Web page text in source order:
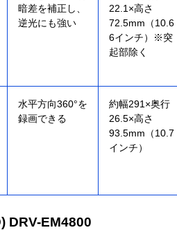
暗差を補正し、
逆光にも強い
22.1×高さ
72.5mm（10.6
6インチ）※突
起部除く
水平方向360°を
録画できる
約幅291×奥行
26.5×高さ
93.5mm（10.7
インチ）
DRV-EM4800